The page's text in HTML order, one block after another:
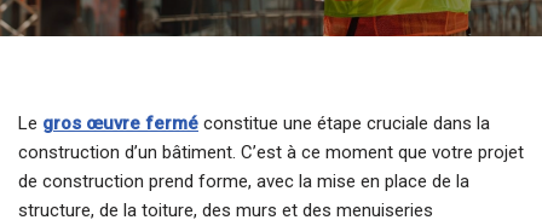
Le gros œuvre fermé constitue une étape cruciale dans la
construction d’un bâtiment. C’est à ce moment que votre projet
de construction prend forme, avec la mise en place de la
structure, de la toiture, des murs et des menuiseries